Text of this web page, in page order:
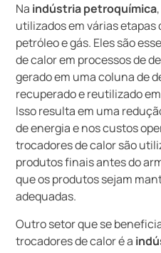
Na indústria petroquímica
utilizados em várias etapas
petróleo e gás. Eles são
de calor em processos de
gerado em uma coluna de
recuperado e reutilizado
Isso resulta em uma
de energia e nos custos
trocadores de calor são
produtos finais antes do
que os produtos sejam
adequadas.
Outro setor que se
trocadores de calor é a